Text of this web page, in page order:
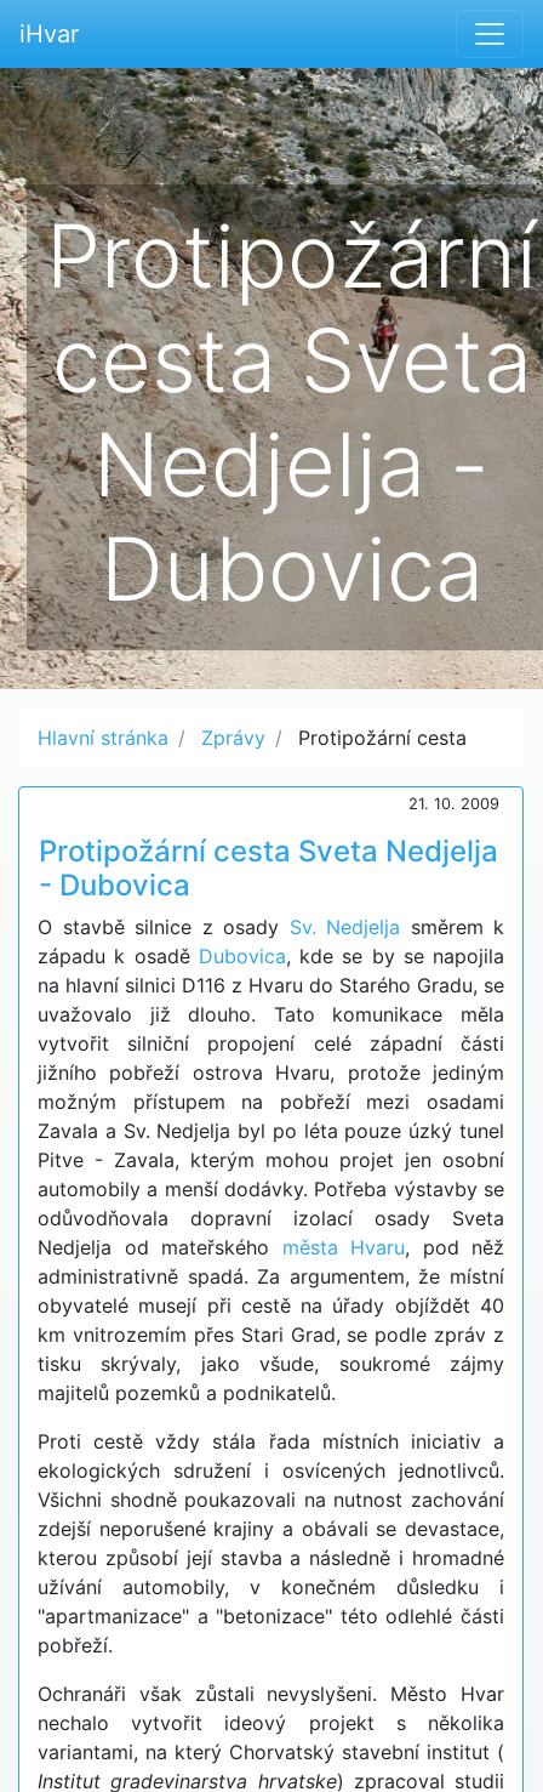
iHvar
Protipožární
cesta Sveta
Nedjelja -
Dubovica
Hlavní stránka Zprávy Protipožární cesta
21. 10. 2009
Protipožární cesta Sveta Nedjelja
- Dubovica
O stavbě silnice z osady Sv. Nedjelja směrem k
západu k osadě Dubovica, kde se by se napojila
na hlavní silnici D116 z Hvaru do Starého Gradu, se
uvažovalo již dlouho. Tato komunikace měla
vytvořit silniční propojení celé západní části
jižního pobřeží ostrova Hvaru, protože jediným
možným přístupem na pobřeží mezi osadami
Zavala a Sv. Nedjelja byl po léta pouze úzký tunel
Pitve - Zavala, kterým mohou projet jen osobní
automobily a menší dodávky. Potřeba výstavby se
odůvodňovala dopravní izolací osady Sveta
Nedjelja od mateřského města Hvaru, pod něž
administrativně spadá. Za argumentem, že místní
obyvatelé musejí při cestě na úřady objíždět 40
km vnitrozemím přes Stari Grad, se podle zpráv z
tisku skrývaly, jako všude, soukromé zájmy
majitelů pozemků a podnikatelů.
Proti cestě vždy stála řada místních iniciativ a
ekologických sdružení i osvícených jednotlivců.
Všichni shodně poukazovali na nutnost zachování
zdejší neporušené krajiny a obávali se devastace,
kterou způsobí její stavba a následně i hromadné
užívání automobily, v konečném důsledku i
"apartmanizace" a "betonizace" této odlehlé části
pobřeží.
Ochranáři však zůstali nevyslyšeni. Město Hvar
nechalo vytvořit ideový projekt s několika
variantami, na který Chorvatský stavební institut (
Institut gradevinarstva hrvatske) zpracoval studii